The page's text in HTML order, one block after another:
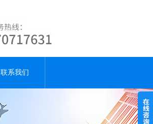
联系我们